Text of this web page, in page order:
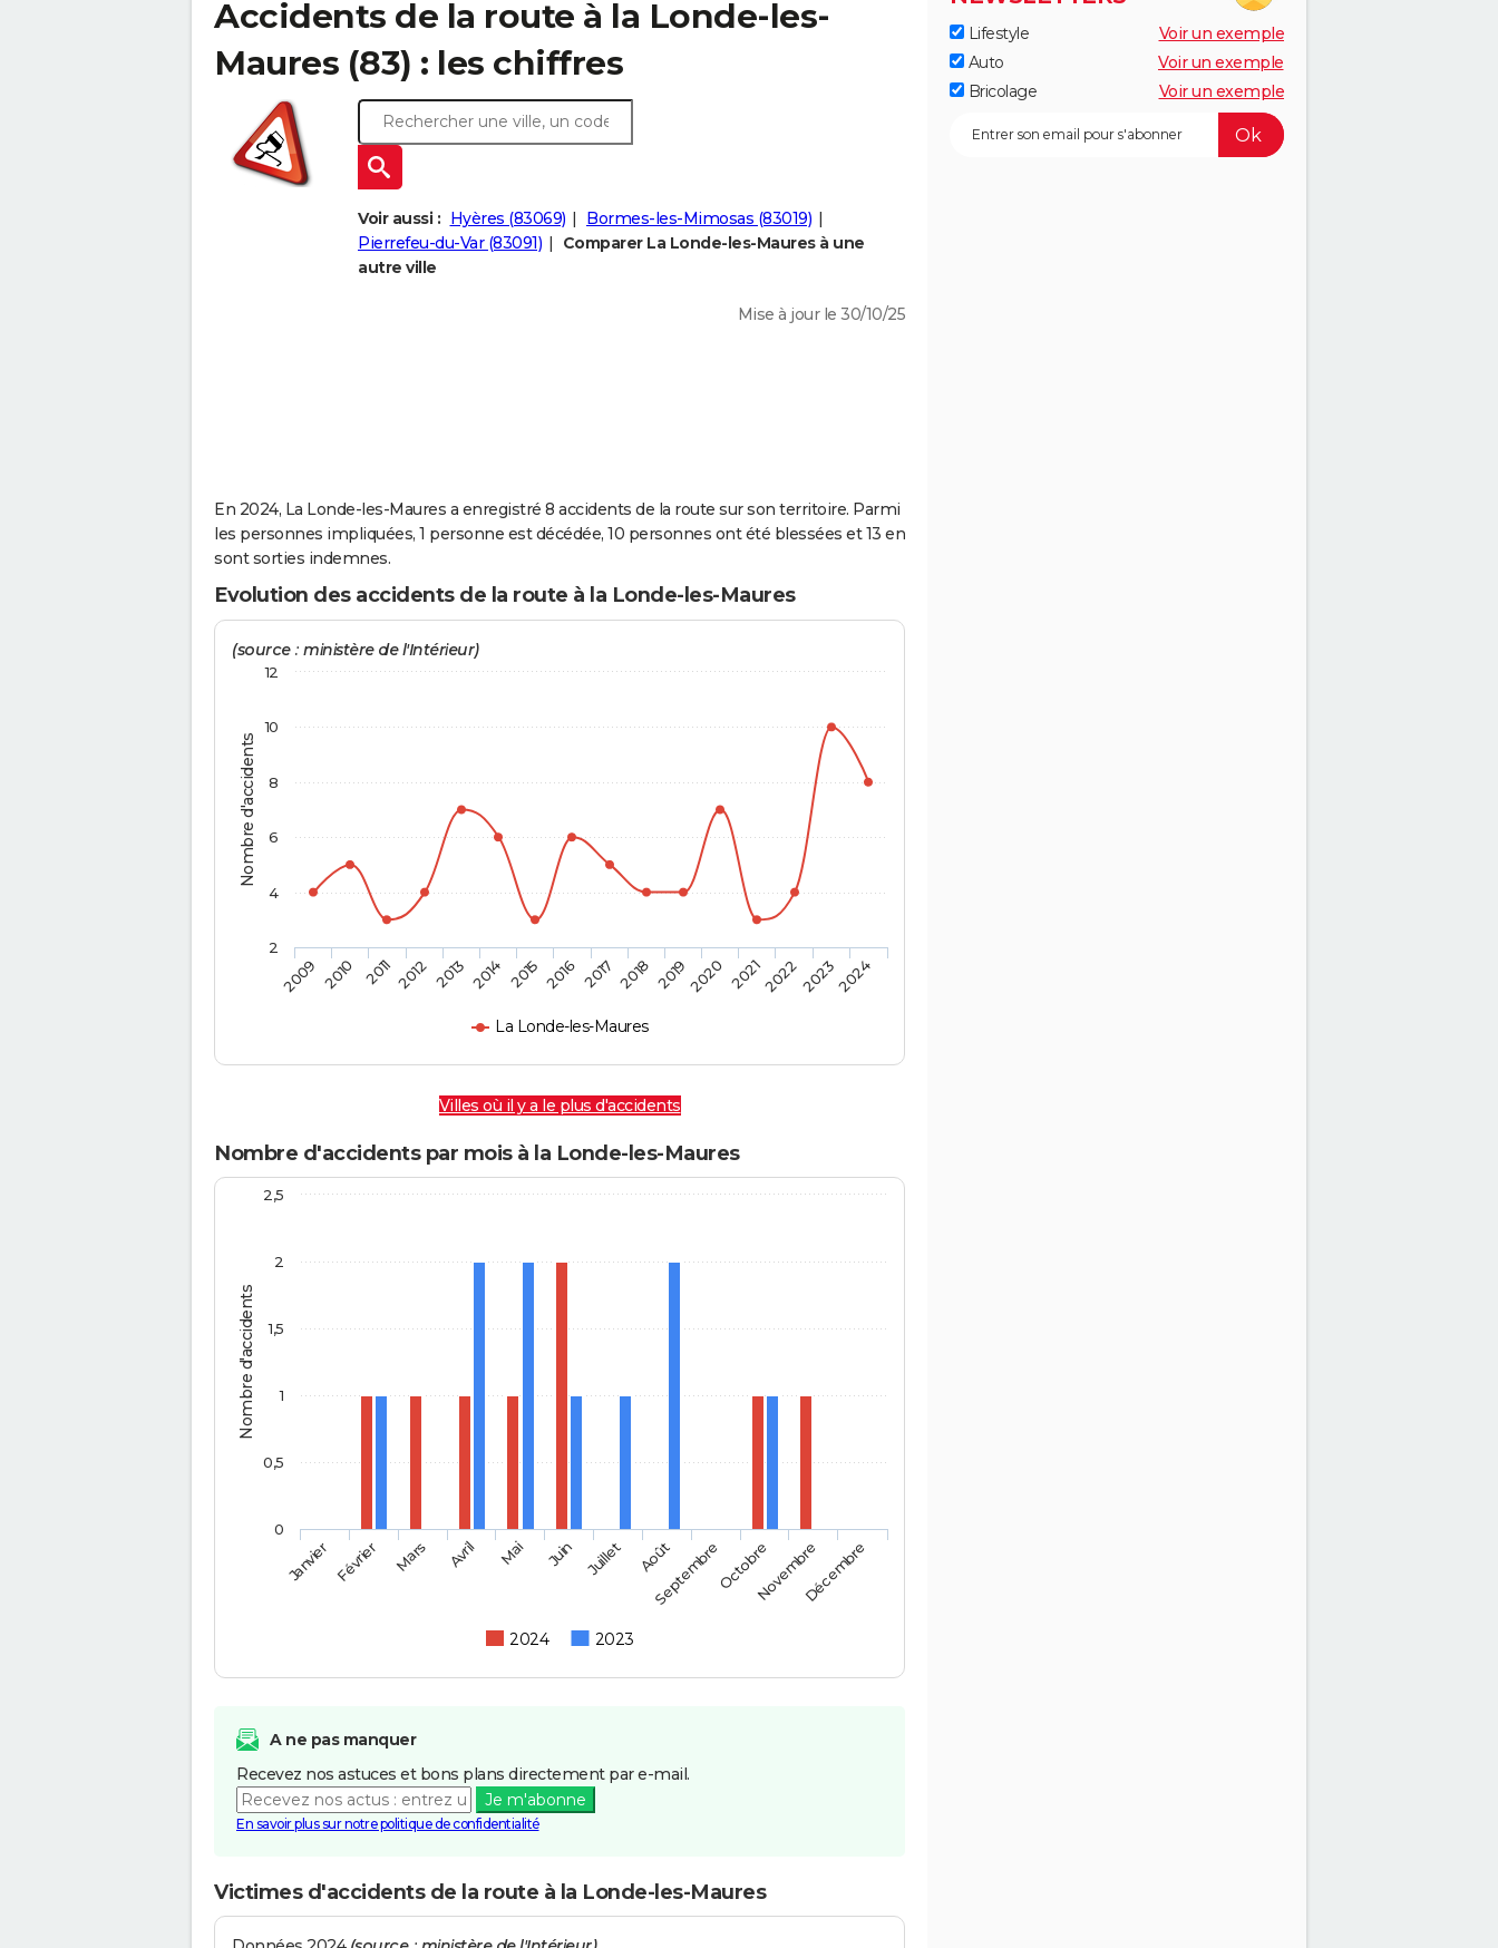
Accidents de la route à la Londe-les-
Maures (83) : les chiffres
Voir aussi : Hyères (83069)
Bormes-les-Mimosas (83019)
Pierrefeu-du-Var (83091)
Comparer La Londe-les-Maures à une
autre ville
Mise à jour le 30/10/25
En 2024, La Londe-les-Maures a enregistré 8 accidents de la route sur son territoire. Parmi
les personnes impliquées, 1 personne est décédée, 10 personnes ont été blessées et 13 en
sont sorties indemnes.
Evolution des accidents de la route à la Londe-les-Maures
Nombre d'accidents
(source : ministère de l'Intérieur)
La Londe-les-Maures
2009 2010 2011 2012 2013 2014 2015 2016 2017 2018 20192020 2021202220232024
2
4
6
8
10
12
Villes où il y a le plus d'accidents
Nombre d'accidents par mois à la Londe-les-Maures
Nombre d'accidents
2024 2023
Janvier Février Mars Avril Mai Juin Juillet Août
SeptembreOctobreNovembreDécembre
0
0,5
1
1,5
2
2,5
A ne pas manquer
Recevez nos astuces et bons plans directement par e-mail.
Je m'abonne
En savoir plus sur notre politique de confidentialité
Victimes d'accidents de la route à la Londe-les-Maures
Lifestyle
Voir un exemple
Auto
Voir un exemple
Bricolage
Voir un exemple